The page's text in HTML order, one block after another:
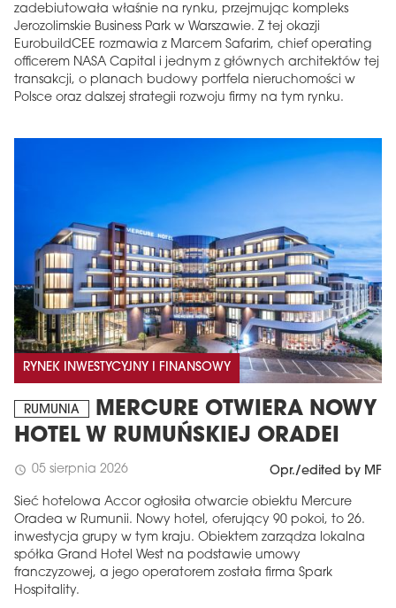
zadebiutowała właśnie na rynku, przejmując kompleks
Jerozolimskie Business Park w Warszawie. Z tej okazji
EurobuildCEE rozmawia z Marcem Safarim, chief operating
officerem NASA Capital i jednym z głównych architektów tej
transakcji, o planach budowy portfela nieruchomości w
Polsce oraz dalszej strategii rozwoju firmy na tym rynku.
RYNEK INWESTYCYJNY I FINANSOWY
RUMUNIA
MERCURE OTWIERA NOWY
HOTEL W RUMUŃSKIEJ ORADEI
schedule 05 sierpnia 2026 Opr./edited by MF
Sieć hotelowa Accor ogłosiła otwarcie obiektu Mercure
Oradea w Rumunii. Nowy hotel, oferujący 90 pokoi, to 26.
inwestycja grupy w tym kraju. Obiektem zarządza lokalna
spółka Grand Hotel West na podstawie umowy
franczyzowej, a jego operatorem została firma Spark
Hospitality.